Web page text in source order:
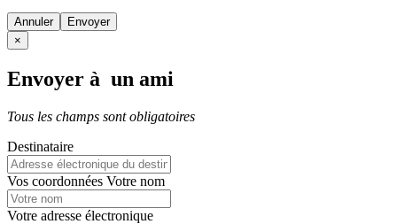
Annuler
×
Envoyer à un ami
Tous les champs sont obligatoires
Destinataire
Vos coordonnées Votre nom
Votre adresse électronique